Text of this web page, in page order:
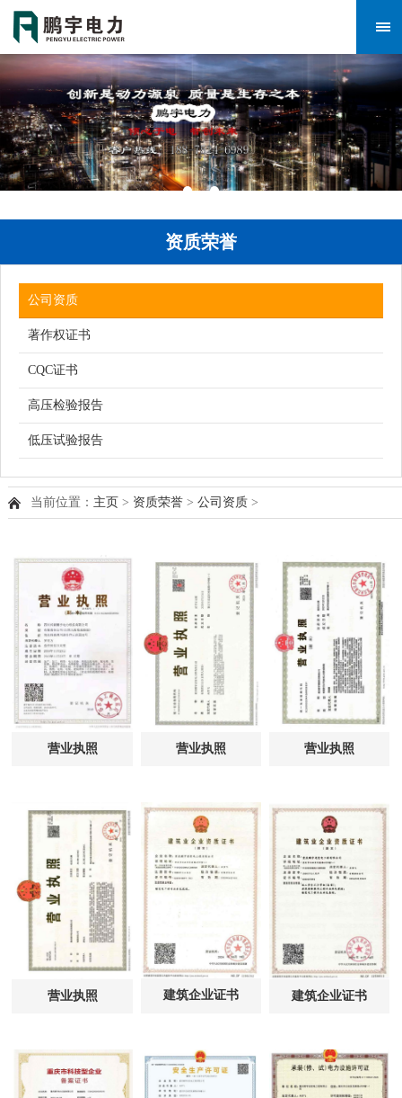
资质荣誉
公司资质
著作权证书
CQC证书
高压检验报告
低压试验报告
当前位置： 主页 > 资质荣誉> 公司资质>
营业执照 营业执照 营业执照
营业执照 建筑企业证书 建筑企业证书